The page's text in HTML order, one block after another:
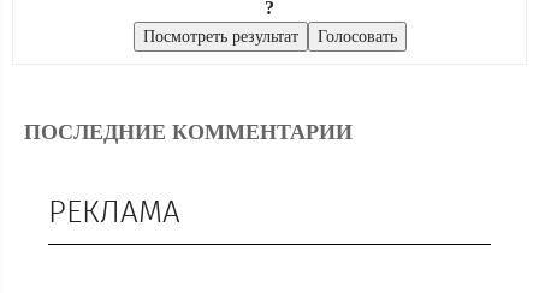
?
ПОСЛЕДНИЕ КОММЕНТАРИИ
РЕКЛАМА